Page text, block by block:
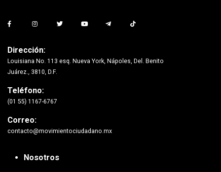
Dirección:
Louisiana No. 113 esq. Nueva York, Nápoles, Del. Benito
Juárez., 3810, D.F.
Teléfono:
(01 55) 1167-6767
Correo:
contacto@movimientociudadano.mx
Nosotros